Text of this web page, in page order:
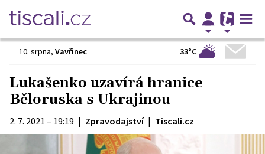
10. srpna, Vavřinec 33°C
Lukašenko uzavírá hranice
Běloruska s Ukrajinou
2. 7. 2021 – 19:19 | Zpravodajství | Tiscali.cz